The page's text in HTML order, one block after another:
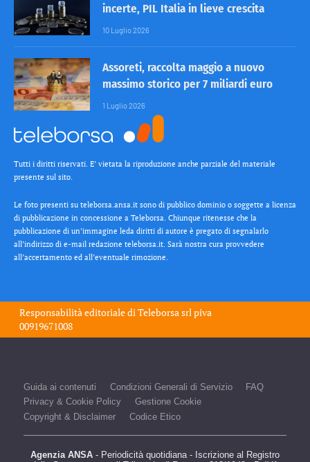
incerte, PIL Italia in lieve crescita
10 Luglio 2026
Assoreti, raccolta maggio a nuovo
massimo storico per 7 miliardi euro
1 Luglio 2026
Tutti i diritti riservati. E’ vietata la riproduzione anche parziale del materiale
presente sul sito.
Le foto presenti su teleborsa.ansa.it sono di pubblico dominio o soggette a licenza
di pubblicazione in concessione a Teleborsa. Chiunque ritenesse che la
pubblicazione di un’immagine leda diritti di autore è pregato di segnalarlo
all’indirizzo di e-mail redazione teleborsa.it. Sarà nostra cura provvedere
all’accertamento ed all’eventuale rimozione.
Responsabilità editoriale diTeleborsa srlpiva
00919671008
Guida ai contenuti Condizioni Generali di Servizio
FAQ
Privacy & Cookie Policy
Gestione Cookie
Copyright & Disclaimer
Codice Etico
Agenzia ANSA - Periodicità quotidiana - Iscrizione al Registro